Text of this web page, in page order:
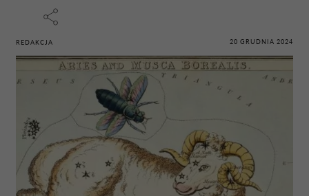
REDAKCJA 20 GRUDNIA 2024